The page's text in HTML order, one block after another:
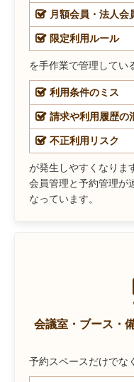
月額会員・法人会
限定利用ルール
を手作業で管理してい
利用条件のミス
請求や利用履歴の
不正利用リスク
が発生しやすくなりま
会員管理と予約管理が
なっています。
会議室・ブース・
予約スペースだけでな